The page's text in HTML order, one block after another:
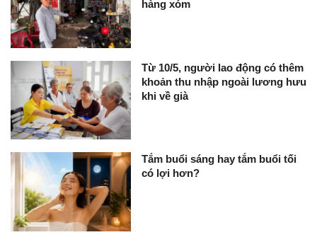
hàng xóm
Từ 10/5, người lao động có thêm
khoản thu nhập ngoài lương hưu
khi về già
Tắm buổi sáng hay tắm buổi tối
có lợi hơn?